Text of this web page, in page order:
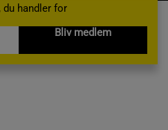
handler for
Bliv medlem